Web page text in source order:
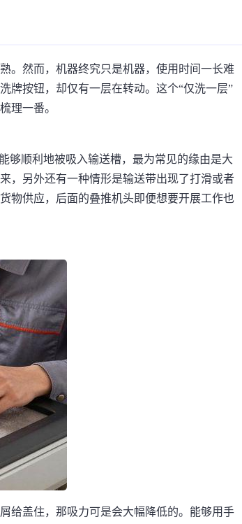
。然而，机器终究只是机器，使用时间一长难
牌按钮，却仅有一层在转动。这个“仅洗一层”
理一番。
够顺利地被吸入输送槽，最为常见的缘由是大
，另外还有一种情形是输送带出现了打滑或者
物供应，后面的叠推机头即便想要开展工作也
给盖住，那吸力可是会大幅降低的。能够用手